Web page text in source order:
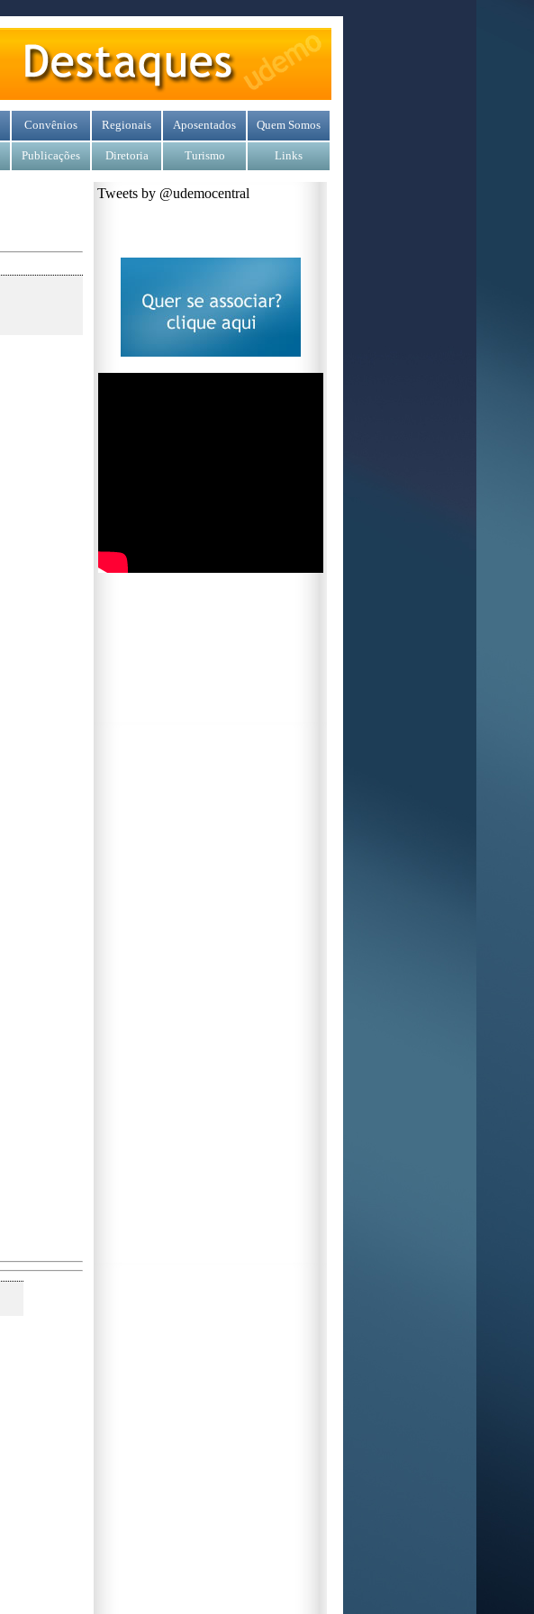
Convênios Regionais Aposentados Quem Somos
Publicações Diretoria Turismo Links
Tweets by @udemocentral